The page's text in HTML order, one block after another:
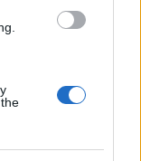
meg a
felek
Szabó